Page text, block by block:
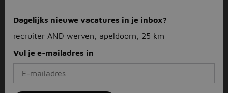
Dagelijks nieuwe vacatures in je inbox?
recruiter AND werven, apeldoorn, 25 km
Vul je e-mailadres in